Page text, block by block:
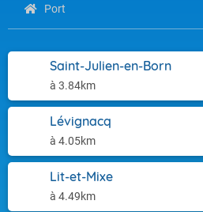
Port
Saint-Julien-en-Born
à 3.84km
Lévignacq
à 4.05km
Lit-et-Mixe
à 4.49km